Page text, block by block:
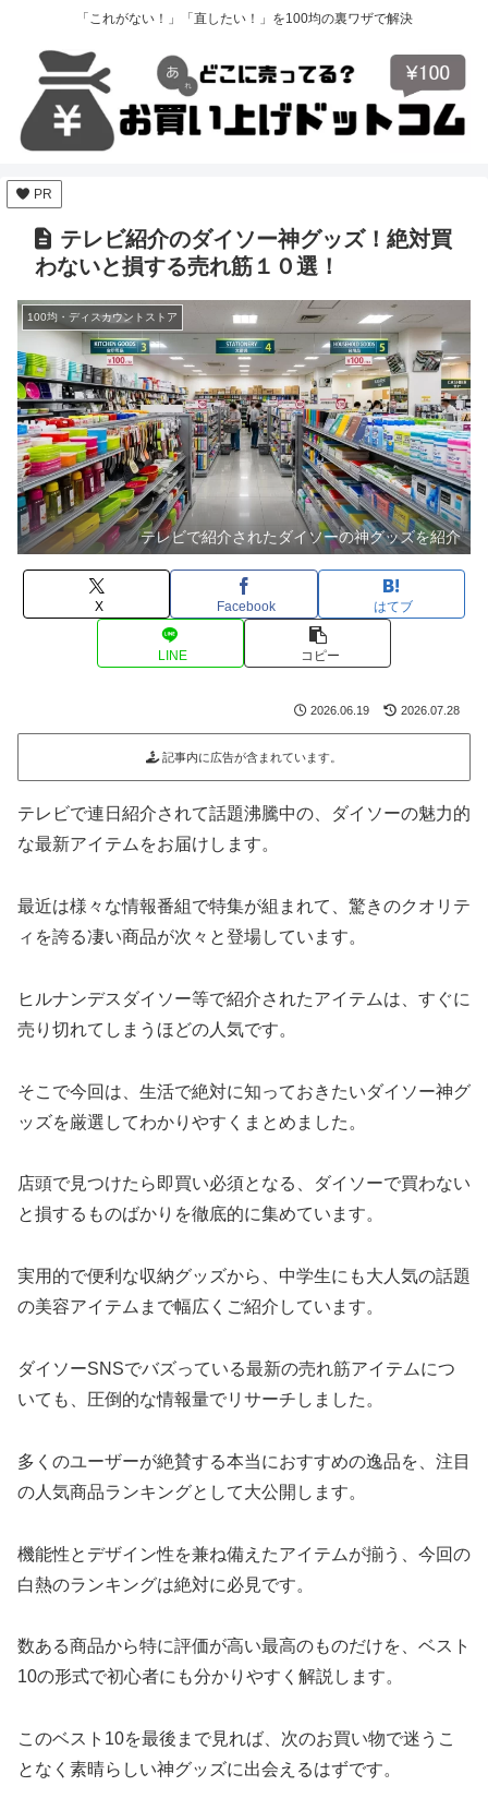
「これがない！」「直したい！」を100均の裏ワザで解決
PR
テレビ紹介のダイソー神グッズ！絶対買
わないと損する売れ筋１０選！
100均・ディスカウントストア
テレビで紹介されたダイソーの神グッズを紹介
X Facebook はてブ
LINE コピー
2026.06.19 2026.07.28
記事内に広告が含まれています。
テレビで連日紹介されて話題沸騰中の、ダイソーの魅力的
な最新アイテムをお届けします。
最近は様々な情報番組で特集が組まれて、驚きのクオリテ
ィを誇る凄い商品が次々と登場しています。
ヒルナンデスダイソー等で紹介されたアイテムは、すぐに
売り切れてしまうほどの人気です。
そこで今回は、生活で絶対に知っておきたいダイソー神グ
ッズを厳選してわかりやすくまとめました。
店頭で見つけたら即買い必須となる、ダイソーで買わない
と損するものばかりを徹底的に集めています。
実用的で便利な収納グッズから、中学生にも大人気の話題
の美容アイテムまで幅広くご紹介しています。
ダイソーSNSでバズっている最新の売れ筋アイテムにつ
いても、圧倒的な情報量でリサーチしました。
多くのユーザーが絶賛する本当におすすめの逸品を、注目
の人気商品ランキングとして大公開します。
機能性とデザイン性を兼ね備えたアイテムが揃う、今回の
白熱のランキングは絶対に必見です。
数ある商品から特に評価が高い最高のものだけを、ベスト
10の形式で初心者にも分かりやすく解説します。
このベスト10を最後まで見れば、次のお買い物で迷うこ
となく素晴らしい神グッズに出会えるはずです。